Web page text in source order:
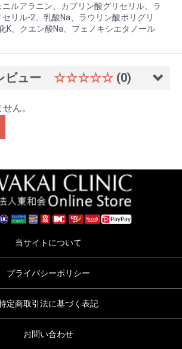
ルアラニン、カプリン酸グリセリル、ラ
リル-2、乳酸Na、ラウリン酸ポリグリ
K、クエン酸Na、フェノキシエタノール
ビュー ☆☆☆☆☆ (0)
ん。
当サイトについて
プライバシーポリシー
定商取引法に基づく表記
お問い合わせ